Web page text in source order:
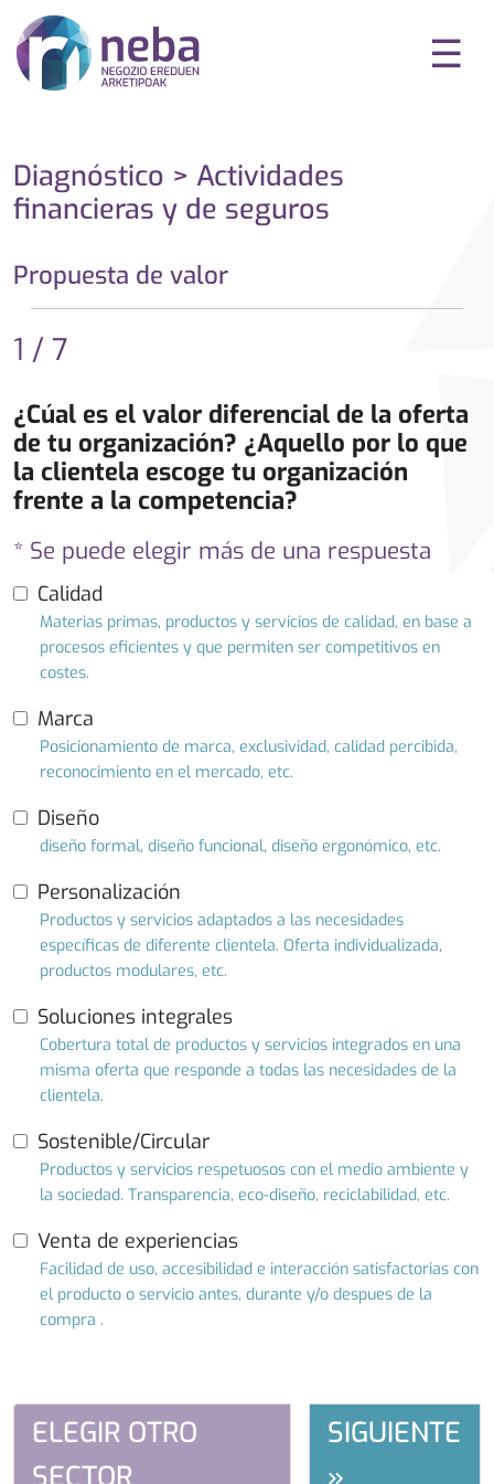
☰
Diagnóstico > Actividades
financieras y de seguros
Propuesta de valor
1 / 7
¿Cúal es el valor diferencial de la oferta
de tu organización? ¿Aquello por lo que
la clientela escoge tu organización
frente a la competencia?
* Se puede elegir más de una respuesta
Calidad
Materias primas, productos y servicios de calidad, en base a
procesos eficientes y que permiten ser competitivos en
costes.
Marca
Posicionamiento de marca, exclusividad, calidad percibida,
reconocimiento en el mercado, etc.
Diseño
diseño formal, diseño funcional, diseño ergonómico, etc.
Personalización
Productos y servicios adaptados a las necesidades
específicas de diferente clientela. Oferta individualizada,
productos modulares, etc.
Soluciones integrales
Cobertura total de productos y servicios integrados en una
misma oferta que responde a todas las necesidades de la
clientela.
Sostenible/Circular
Productos y servicios respetuosos con el medio ambiente y
la sociedad. Transparencia, eco-diseño, reciclabilidad, etc.
Venta de experiencias
Facilidad de uso, accesibilidad e interacción satisfactorias con
el producto o servicio antes, durante y/o despues de la
compra .
ELEGIR OTRO
SIGUIENTE